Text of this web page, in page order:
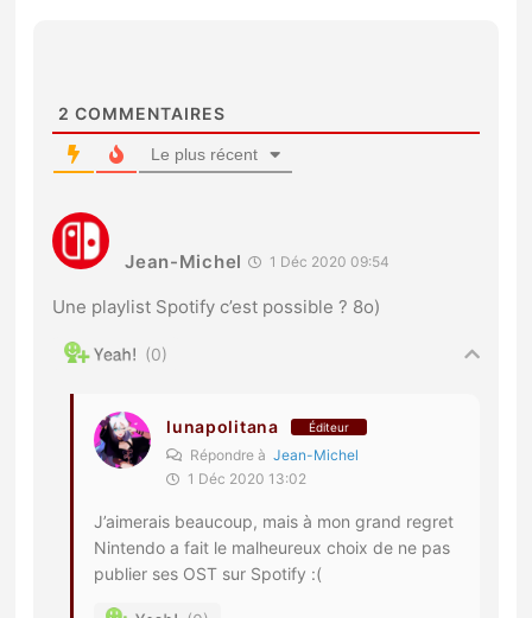
2 COMMENTAIRES
Le plus récent
Jean-Michel 1 Déc 2020 09:54
Une playlist Spotify c’est possible ? 8o)
0
lunapolitana Éditeur
Répondre àJean-Michel
1 Déc 2020 13:02
J’aimerais beaucoup, mais à mon grand regret
Nintendo a fait le malheureux choix de ne pas
publier ses OST sur Spotify :(